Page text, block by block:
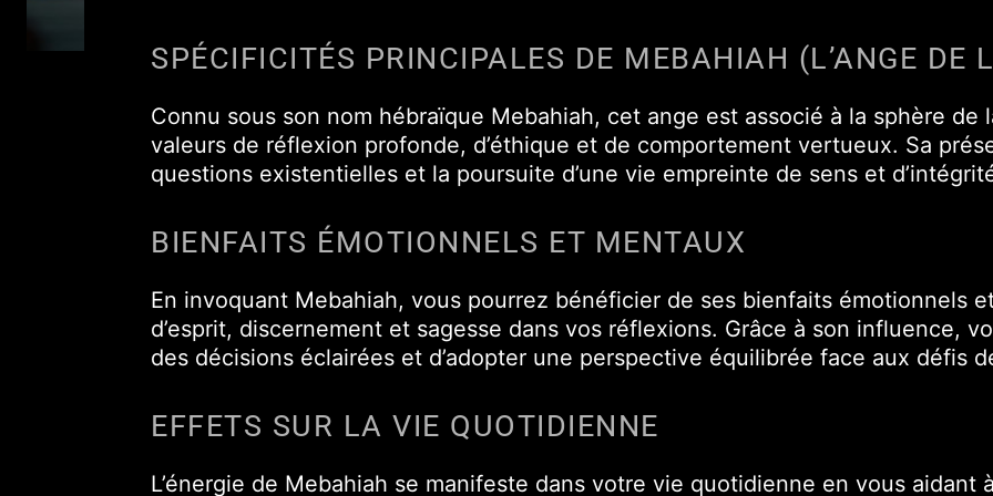
SPÉCIFICITÉS PRINCIPALES DE MEBAHIAH (L’ANGE DE
Connu sous son nom hébraïque Mebahiah, cet ange est associé à la sphère de
valeurs de réflexion profonde, d’éthique et de comportement vertueux. Sa
questions existentielles et la poursuite d’une vie empreinte de sens et
BIENFAITS ÉMOTIONNELS ET MENTAUX
En invoquant Mebahiah, vous pourrez bénéficier de ses bienfaits émotionnels
d’esprit, discernement et sagesse dans vos réflexions. Grâce à son influence,
des décisions éclairées et d’adopter une perspective équilibrée face aux défis
EFFETS SUR LA VIE QUOTIDIENNE
L’énergie de Mebahiah se manifeste dans votre vie quotidienne en vous aidant